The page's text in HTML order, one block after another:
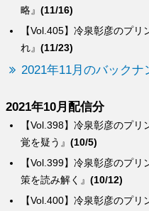
【Vol.405】冷泉彰彦のプ
れ』(11/23)
略』(11/16)
2021年11月のバックナ
2021年10月配信分
【Vol.400】冷泉彰彦のプ
【Vol.399】冷泉彰彦のプ
策を読み解く』(10/12)
【Vol.398】冷泉彰彦のプ
覚を疑う』(10/5)